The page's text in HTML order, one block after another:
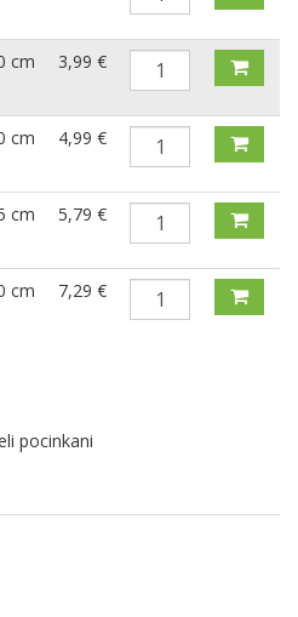
cm 3,99 €
cm 4,99 €
cm 5,79 €
cm 7,29 €
pocinkani